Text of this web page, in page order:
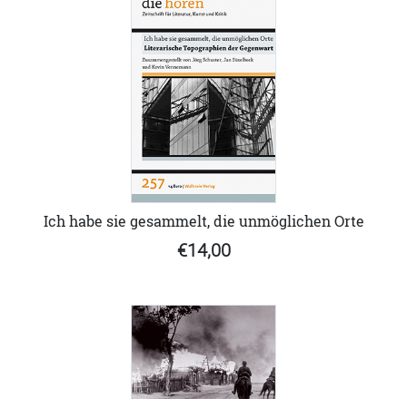
Ich habe sie gesammelt, die unmöglichen Orte
€14,00